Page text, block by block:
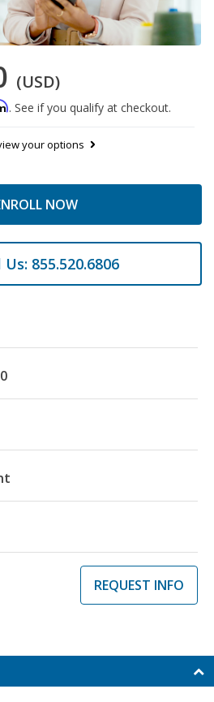
(USD)
. See if you qualify at checkout.
your options
NOW
Us: 855.520.6806
REQUEST INFO